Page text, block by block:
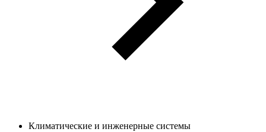
Климатические и инженерные системы